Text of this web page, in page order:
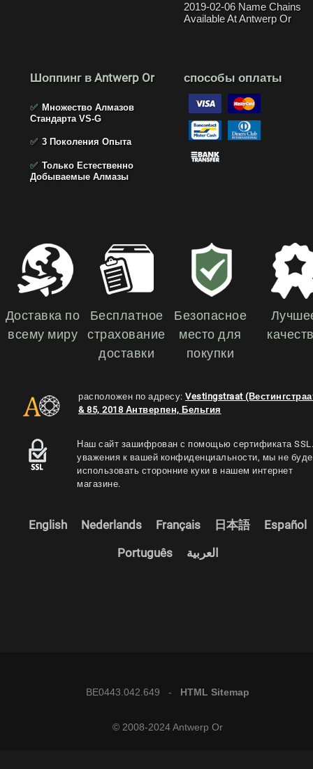
2019-02-06 Name Chains
Available At Antwerp Or
Шоппинг в Antwerp Or
✅ Множество Алмазов
Стандарта VS-G
✅ 3 Поколения Опыта
✅ Только Естественно
Добываемые Алмазы
способы оплаты
Доставка по
всему миру
Бесплатное
страхование
доставки
Безопасное
место для
покупки
расположен по адресу: Vestingstraat
& 85, 2018 Антверпен, Бельгия
Наш сайт зашифрован с помощью сертификата
уважения к вашей конфиденциальности, мы не
использовать сторонние куки в нашем интернет
магазине.
English Nederlands Français 日本語 Español
Português العربية
BE0443.042.649 - HTML Sitemap
© 2008-2024 Antwerp Or